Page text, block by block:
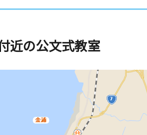
近の公文式教室